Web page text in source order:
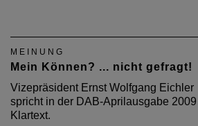
MEINUNG
Mein Können? ... nicht gefragt!
Vizepräsident Ernst Wolfgang Eichler
spricht in der DAB-Aprilausgabe 2009
Klartext.